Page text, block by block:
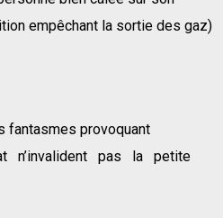
empêchant la sortie des gaz)
fantasmes provoquant
n’invalident pas la petite